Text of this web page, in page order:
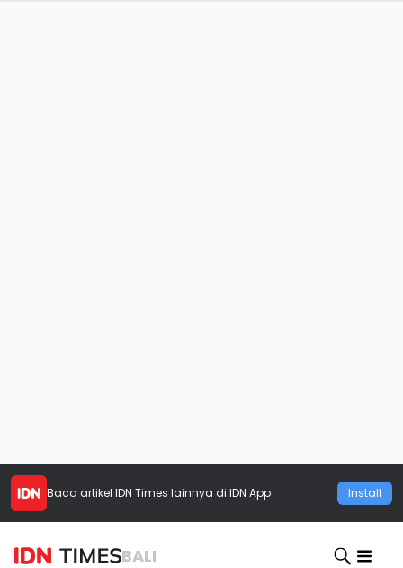
Baca artikel IDN Times lainnya di IDN App Install
BALI